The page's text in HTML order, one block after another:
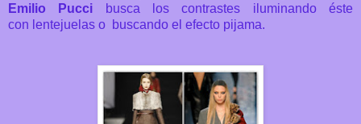
Emilio Pucci busca los contrastes iluminando éste
con lentejuelas o buscando el efecto pijama.